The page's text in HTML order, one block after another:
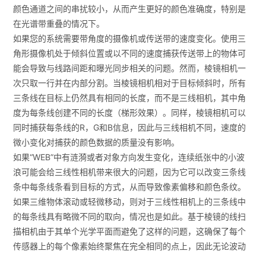
颜色通道之间的串扰较小，从而产生更好的颜色准确度，特别是
在光谱带重叠的情况下。
如果您的系统需要带角度的摄像机或传送带的速度变化。使用三
角形摄像机处于倾斜位置或以不同的速度捕获传送带上的物体可
能会导致与线路间距和曝光同步相关的问题。然而，棱镜相机一
次只取一行并在内部分割。当棱镜相机相对于目标倾斜时，所有
三条线在目标上仍然具有相同的长度，而不是三线相机，其中角
度为每条线创建不同的长度（梯形效果）。同样，棱镜相机可以
同时捕获每条线的R，G和B信息，因此与三线相机不同，速度的
微小变化对捕获的颜色数据的质量没有影响。
如果“WEB”中有涟漪或者对象方向发生变化，连续纸张中的小波
浪可能会给三线性相机带来很大的问题，因为它可以改变三条线
条中每条线条看到目标的方式，从而导致像素偏移和颜色条纹。
如果三维物体滚动或轻微移动，则对于三线性相机上的三条线中
的每条线具有略微不同的取向，情况也是如此。基于棱镜的线扫
描相机由于其单个光学平面而避免了这样的问题，这确保了每个
传感器上的每个像素始终聚焦在完全相同的点上，因此无论波动